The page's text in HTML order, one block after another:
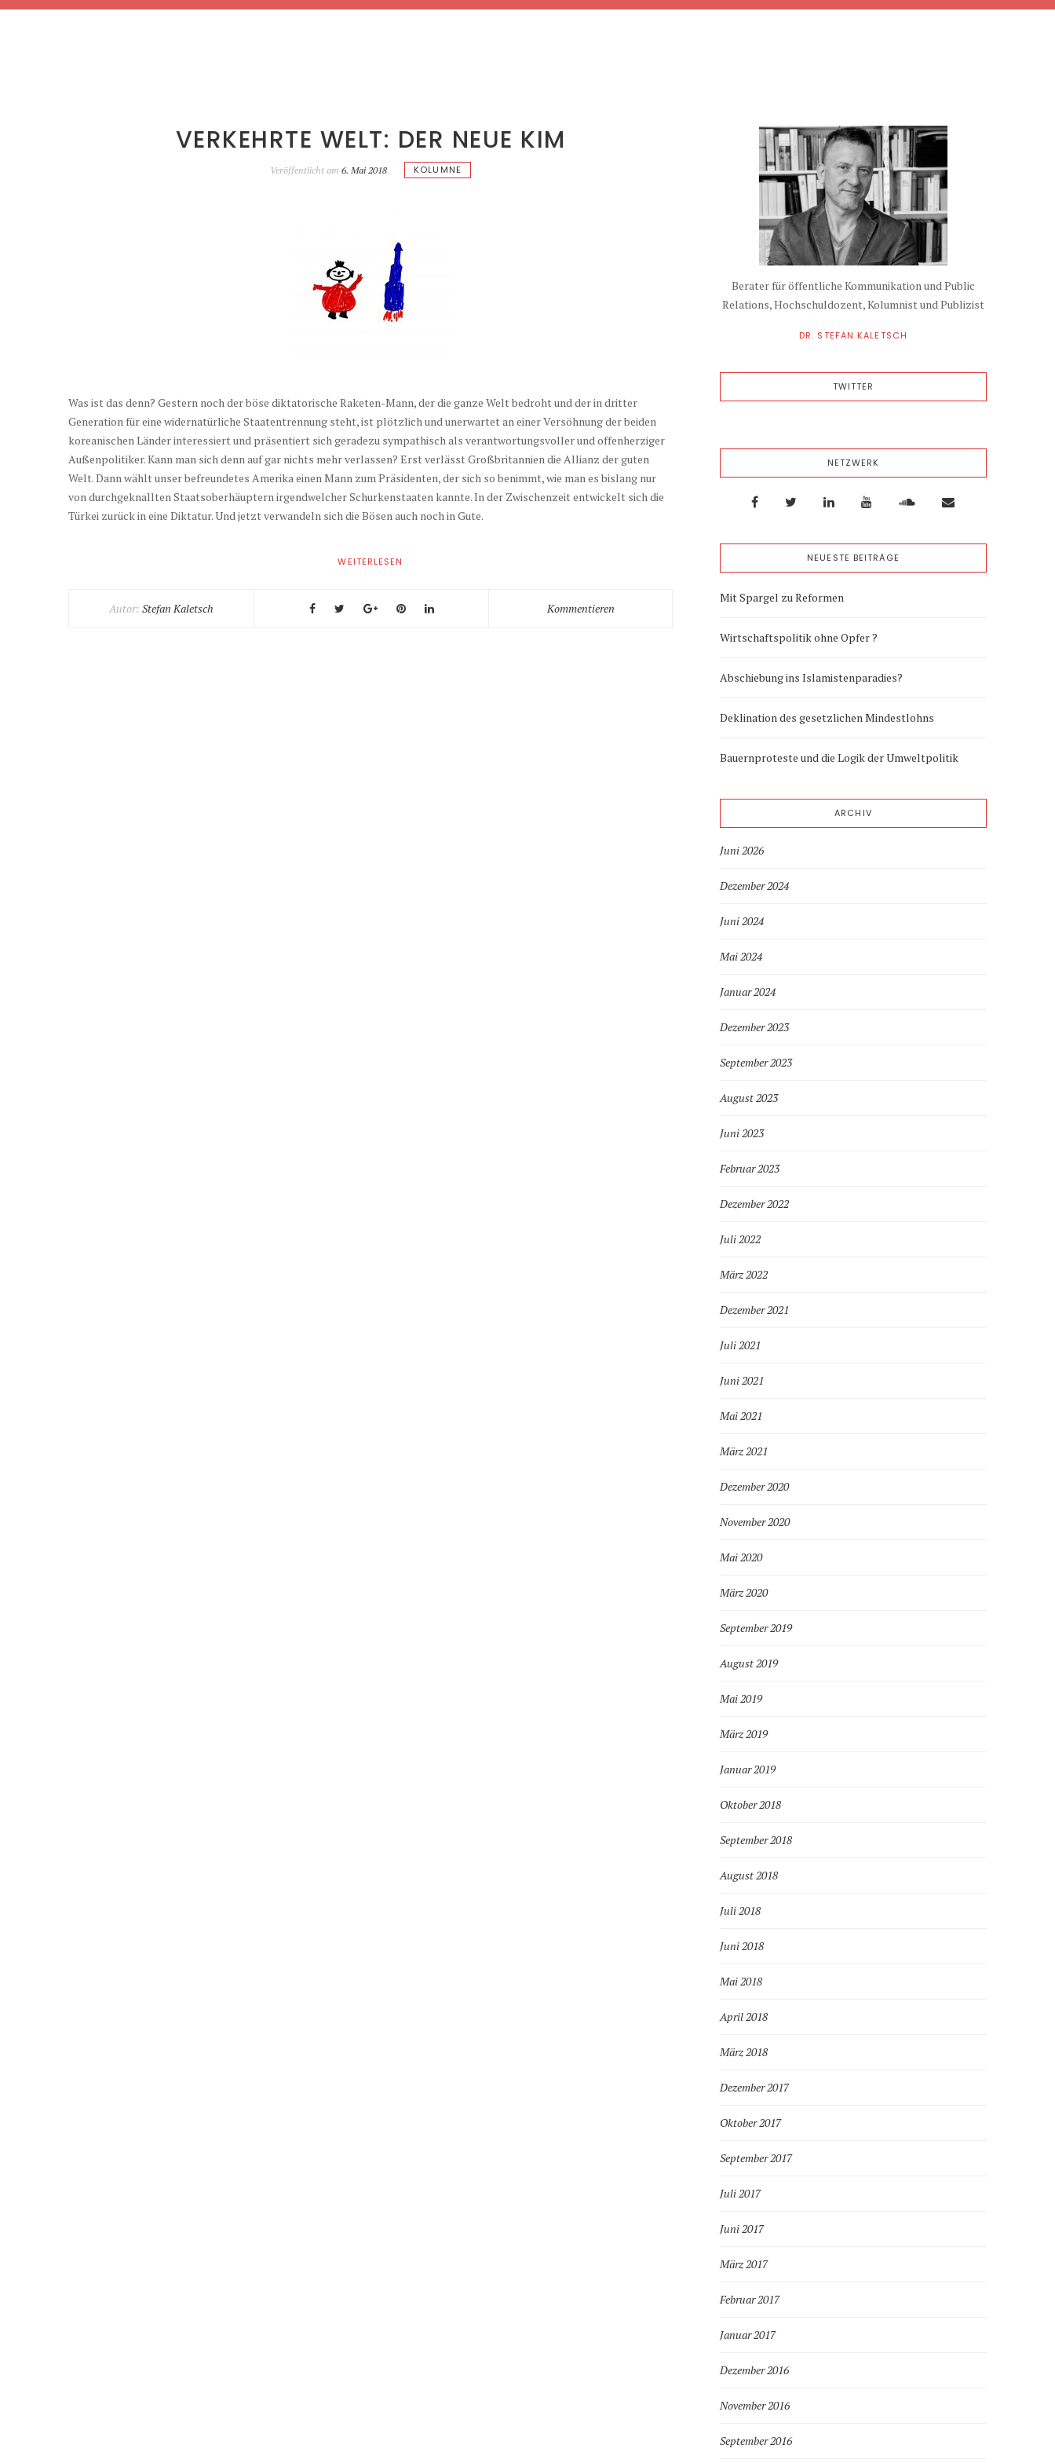
VERKEHRTE WELT: DER NEUE KIM
Veröffentlicht am6. Mai 2018 KOLUMNE
Was ist das denn? Gestern noch der böse diktatorische Raketen-Mann, der die ganze Welt bedroht und der in dritter
Generation für eine widernatürliche Staatentrennung steht, ist plötzlich und unerwartet an einer Versöhnung der beiden
koreanischen Länder interessiert und präsentiert sich geradezu sympathisch als verantwortungsvoller und offenherziger
Außenpolitiker. Kann man sich denn auf gar nichts mehr verlassen? Erst verlässt Großbritannien die Allianz der guten
Welt. Dann wählt unser befreundetes Amerika einen Mann zum Präsidenten, der sich so benimmt, wie man es bislang nur
von durchgeknallten Staatsoberhäuptern irgendwelcher Schurkenstaaten kannte. In der Zwischenzeit entwickelt sich die
Türkei zurück in eine Diktatur. Und jetzt verwandeln sich die Bösen auch noch in Gute.
WEITERLESEN
Autor: Stefan Kaletsch Kommentieren
Berater für öffentliche Kommunikation und Public
Relations, Hochschuldozent, Kolumnist und Publizist
DR. STEFAN KALETSCH
TWITTER
NETZWERK
NEUESTE BEITRÄGE
Mit Spargel zu Reformen
Wirtschaftspolitik ohne Opfer ?
Abschiebung ins Islamistenparadies?
Deklination des gesetzlichen Mindestlohns
Bauernproteste und die Logik der Umweltpolitik
ARCHIV
Juni 2026
Dezember 2024
Juni 2024
Mai 2024
Januar 2024
Dezember 2023
September 2023
August 2023
Juni 2023
Februar 2023
Dezember 2022
Juli 2022
März 2022
Dezember 2021
Juli 2021
Juni 2021
Mai 2021
März 2021
Dezember 2020
November 2020
Mai 2020
März 2020
September 2019
August 2019
Mai 2019
März 2019
Januar 2019
Oktober 2018
September 2018
August 2018
Juli 2018
Juni 2018
Mai 2018
April 2018
März 2018
Dezember 2017
Oktober 2017
September 2017
Juli 2017
Juni 2017
März 2017
Februar 2017
Januar 2017
Dezember 2016
November 2016
September 2016